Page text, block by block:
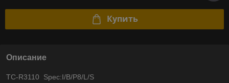
Купить
Описание
TC-R3110 Spec:I/B/P8/L/S